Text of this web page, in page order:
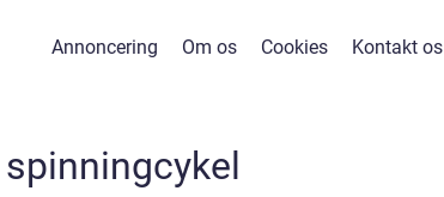
Annoncering Om os Cookies Kontakt os
spinningcykel